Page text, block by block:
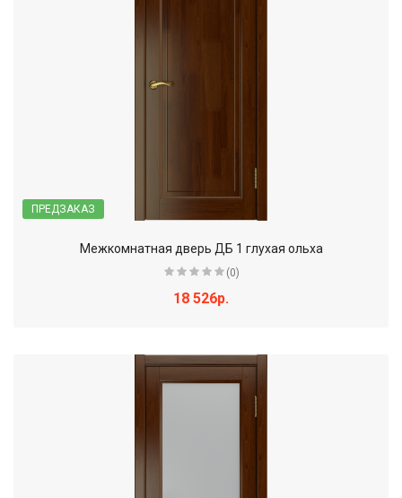
ПРЕДЗАКАЗ
Межкомнатная дверь ДБ 1 глухая ольха
(0)
18 526р.